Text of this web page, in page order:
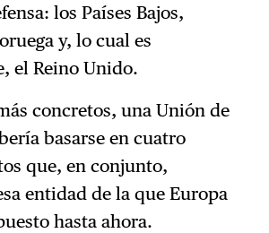
los Países Bajos,
y, lo cual es
el Reino Unido.
concretos, una Unión de
basarse en cuatro
que, en conjunto,
entidad de la que Europa
hasta ahora.